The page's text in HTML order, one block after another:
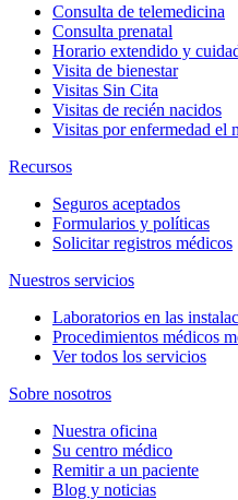
Consulta de telemedicina
Consulta prenatal
Horario extendido y
Visita de bienestar
Visitas Sin Cita
Visitas de recién nacidos
Visitas por enfermedad el
Recursos
Seguros aceptados
Formularios y políticas
Solicitar registros médicos
Nuestros servicios
Laboratorios en las
Procedimientos médicos
Ver todos los servicios
Sobre nosotros
Nuestra oficina
Su centro médico
Remitir a un paciente
Blog y noticias